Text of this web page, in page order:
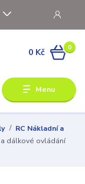
Menu
0
0 Kč
RC Nákladní a
dálkové ovládání